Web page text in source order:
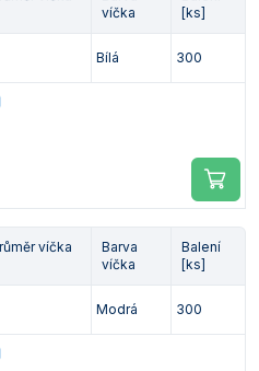
víčka
[ks]
Bílá 300
víčka
Barva
víčka
Balení
[ks]
Modrá 300
další přístroje pro
váhy sušicí